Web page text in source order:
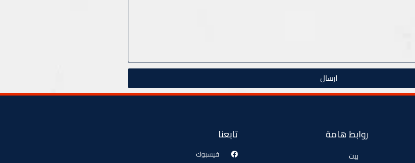
ارسال
روابط هامة
بيت
تابعنا
فيسبوك